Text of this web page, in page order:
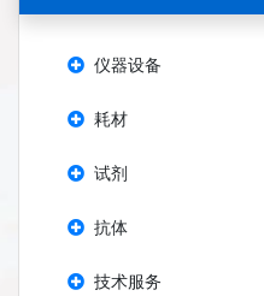
仪器设备
耗材
试剂
抗体
技术服务